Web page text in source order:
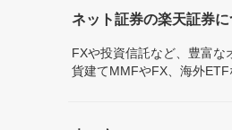
ネット証券の楽天証券
FXや投資信託など、豊富
貨建てMMFやFX、海外